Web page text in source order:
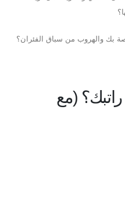
بك والهروب من سباق الفئران؟
(مع